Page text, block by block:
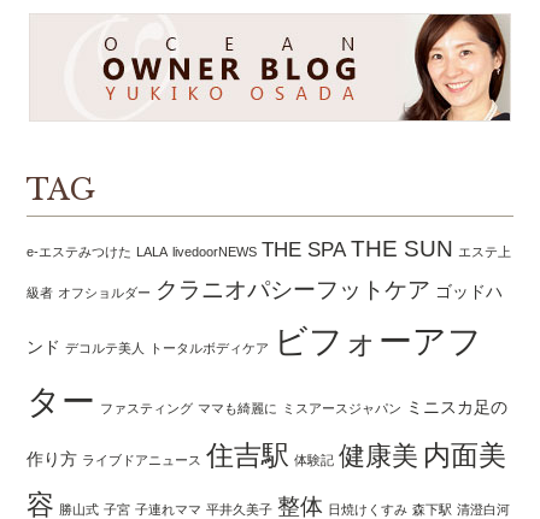
TAG
e-エステみつけた LALA livedoorNEWS THE SPA THE SUN エステ上
級者 オフショルダー クラニオパシーフットケア ゴッドハ
ンド デコルテ美人 トータルボディケア
ビフォーアフ
ター ファスティング ママも綺麗に ミスアースジャパン ミニスカ足の
作り方 ライブドアニュース 住吉駅 体験記 健康美 内面美
容 勝山式 子宮 子連れママ 平井久美子 整体 日焼けくすみ 森下駅 清澄白河